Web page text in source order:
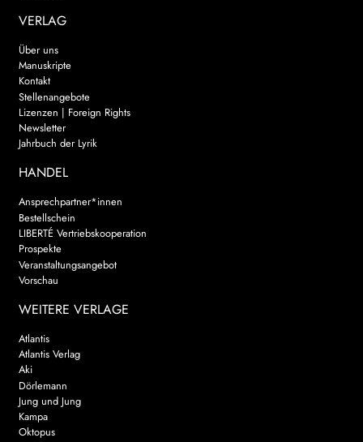
VERLAG
Über uns
Manuskripte
Kontakt
Stellenangebote
Lizenzen | Foreign Rights
Newsletter
Jahrbuch der Lyrik
HANDEL
Ansprechpartner*innen
Bestellschein
LIBERTÉ Vertriebskooperation
Prospekte
Veranstaltungsangebot
Vorschau
WEITERE VERLAGE
Atlantis
Atlantis Verlag
Aki
Dörlemann
Jung und Jung
Kampa
Oktopus